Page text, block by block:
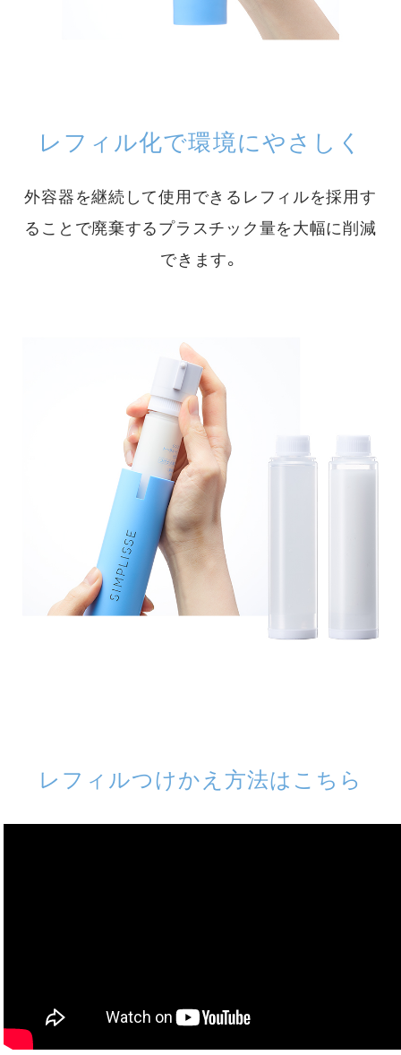
レフィル化で環境にやさしく
外容器を継続して使用できるレフィルを採用す
ることで廃棄するプラスチック量を大幅に削減
できます。
レフィルつけかえ方法はこちら